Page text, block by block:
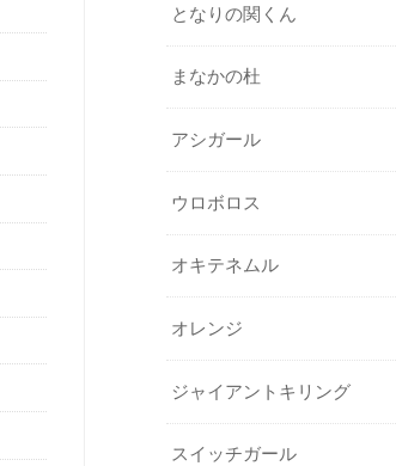
となりの関くん
まなかの杜
アシガール
ウロボロス
オキテネムル
オレンジ
ジャイアントキリング
スイッチガール